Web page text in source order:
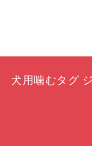
犬用噛むタグ